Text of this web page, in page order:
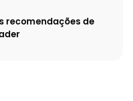
recomendações de